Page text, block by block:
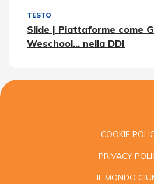
TESTO
Slide | Piattaforme come
Weschool... nella DDI
COOKIE
PRIVACY
IL MONDO